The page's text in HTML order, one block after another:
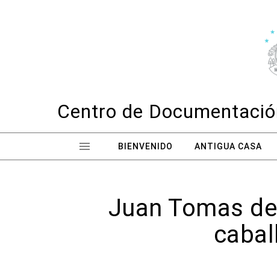
Centro de
BIENVENIDO ANTIGUA CASA
Juan Tomas